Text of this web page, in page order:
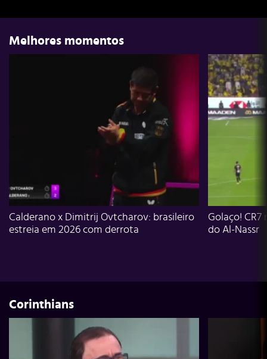
Melhores momentos
Calderano x Dimitrij Ovtcharov: brasileiro
estreia em 2026 com derrota
Golaço!
do Al-Nassr
Corinthians